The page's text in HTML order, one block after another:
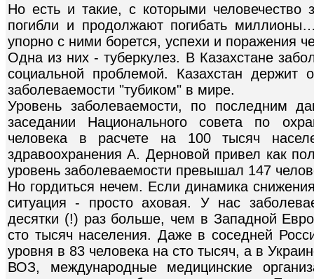
Но есть и такие, с которыми человечество
погибли и продолжают погибать
упорно с ними борется, успехи и поражения
Одна из них - туберкулез. В Казахстане
социальной проблемой. Казахстан
заболеваемости "тубиком" в мире.
Уровень заболеваемости, по последним
заседании Национального совета по
человека в расчете на 100 тысяч
здравоохранения А. Дерновой привел как
уровень заболеваемости превышал 147
Но гордиться нечем. Если динамика
ситуация - просто аховая. У нас
десятки (!) раз больше, чем в Западной
сто тысяч населения. Даже в соседней
уровня в 83 человека на сто тысяч, а в
ВОЗ, международные медицинские